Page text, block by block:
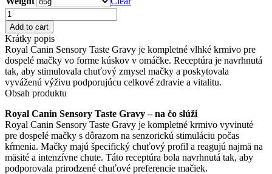
Royal
Canin
Sensory
Taste
Gravy
–
kapsičky
pre
dospelé
mačky
quantity
Add to cart
Krátky popis
Royal Canin Sensory Taste Gravy je kompletné vlhké krmivo pre
dospelé mačky vo forme kúskov v omáčke. Receptúra je navrhnutá
tak, aby stimulovala chuťový zmysel mačky a poskytovala
vyváženú výživu podporujúcu celkové zdravie a vitalitu.
Obsah produktu
Royal Canin Sensory Taste Gravy – na čo slúži
Royal Canin Sensory Taste Gravy je kompletné krmivo vyvinuté
pre dospelé mačky s dôrazom na senzorickú stimuláciu počas
kŕmenia. Mačky majú špecifický chuťový profil a reagujú najmä na
mäsité a intenzívne chute. Táto receptúra bola navrhnutá tak, aby
podporovala prirodzené chuťové preferencie mačiek.